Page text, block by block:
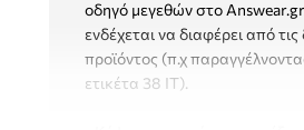
οδηγό μεγεθών στο
ενδέχεται να διαφέρει από
προϊόντος (π.χ
ετικέτα 38 ΙΤ).